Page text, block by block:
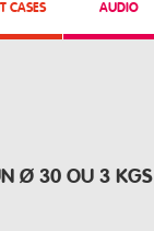
CASES AUDIO
Ø 30 OU 3 KGS